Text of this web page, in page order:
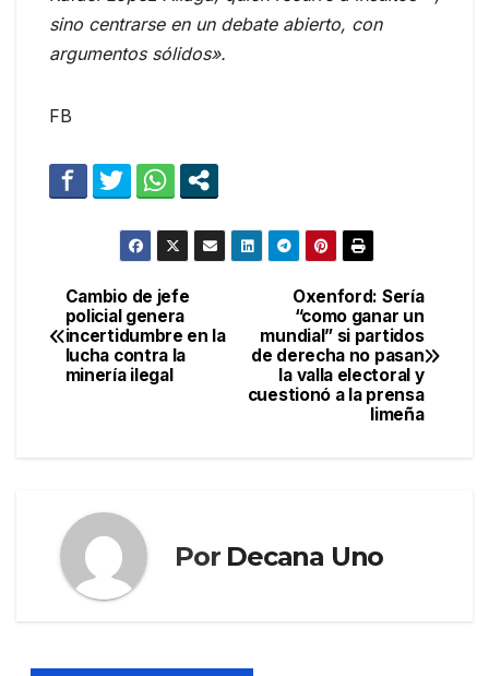
sino centrarse en un debate abierto, con
argumentos sólidos».
FB
Navegación
de
entradas
Oxenford: Sería
“como ganar un
mundial” si partidos
de derecha no pasan
la valla electoral y
cuestionó a la prensa
limeña
Cambio de jefe
policial genera
incertidumbre en la
lucha contra la
minería ilegal
Por Decana Uno